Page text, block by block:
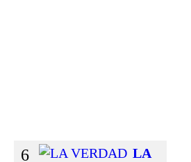
6
LA